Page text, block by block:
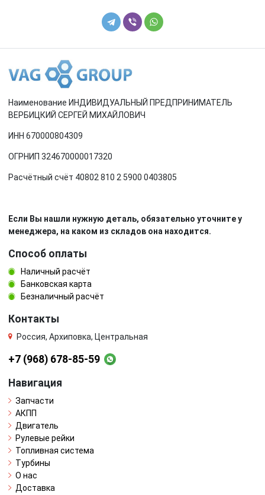
Toyota
Volvo
Наименование ИНДИВИДУАЛЬНЫЙ ПРЕДПРИНИМАТЕЛЬ
ВЕРБИЦКИЙ СЕРГЕЙ МИХАЙЛОВИЧ
ИНН 670000804309
ОГРНИП 324670000017320
Расчётный счёт 40802 810 2 5900 0403805
Если Вы нашли нужную деталь, обязательно уточните у
менеджера, на каком из складов она находится.
Способ оплаты
Наличный расчёт
Банковская карта
Безналичный расчёт
Контакты
Россия, Архиповка, Центральная
+7 (968) 678-85-59
Навигация
Запчасти
АКПП
Двигатель
Рулевые рейки
Топливная система
Турбины
О нас
Доставка